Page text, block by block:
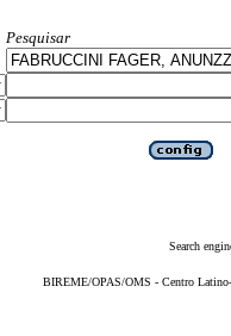
Pesquisar
Search
BIREME/OPAS/OMS - Centro Latino-